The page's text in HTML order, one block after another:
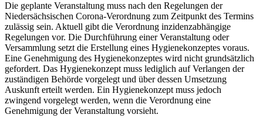
Die geplante Veranstaltung muss nach den Regelungen der
Niedersächsischen Corona-Verordnung zum Zeitpunkt des Termins
zulässig sein. Aktuell gibt die Verordnung inzidenzabhängige
Regelungen vor. Die Durchführung einer Veranstaltung oder
Versammlung setzt die Erstellung eines Hygienekonzeptes voraus.
Eine Genehmigung des Hygienekonzeptes wird nicht grundsätzlich
gefordert. Das Hygienekonzept muss lediglich auf Verlangen der
zuständigen Behörde vorgelegt und über dessen Umsetzung
Auskunft erteilt werden. Ein Hygienekonzept muss jedoch
zwingend vorgelegt werden, wenn die Verordnung eine
Genehmigung der Veranstaltung vorsieht.